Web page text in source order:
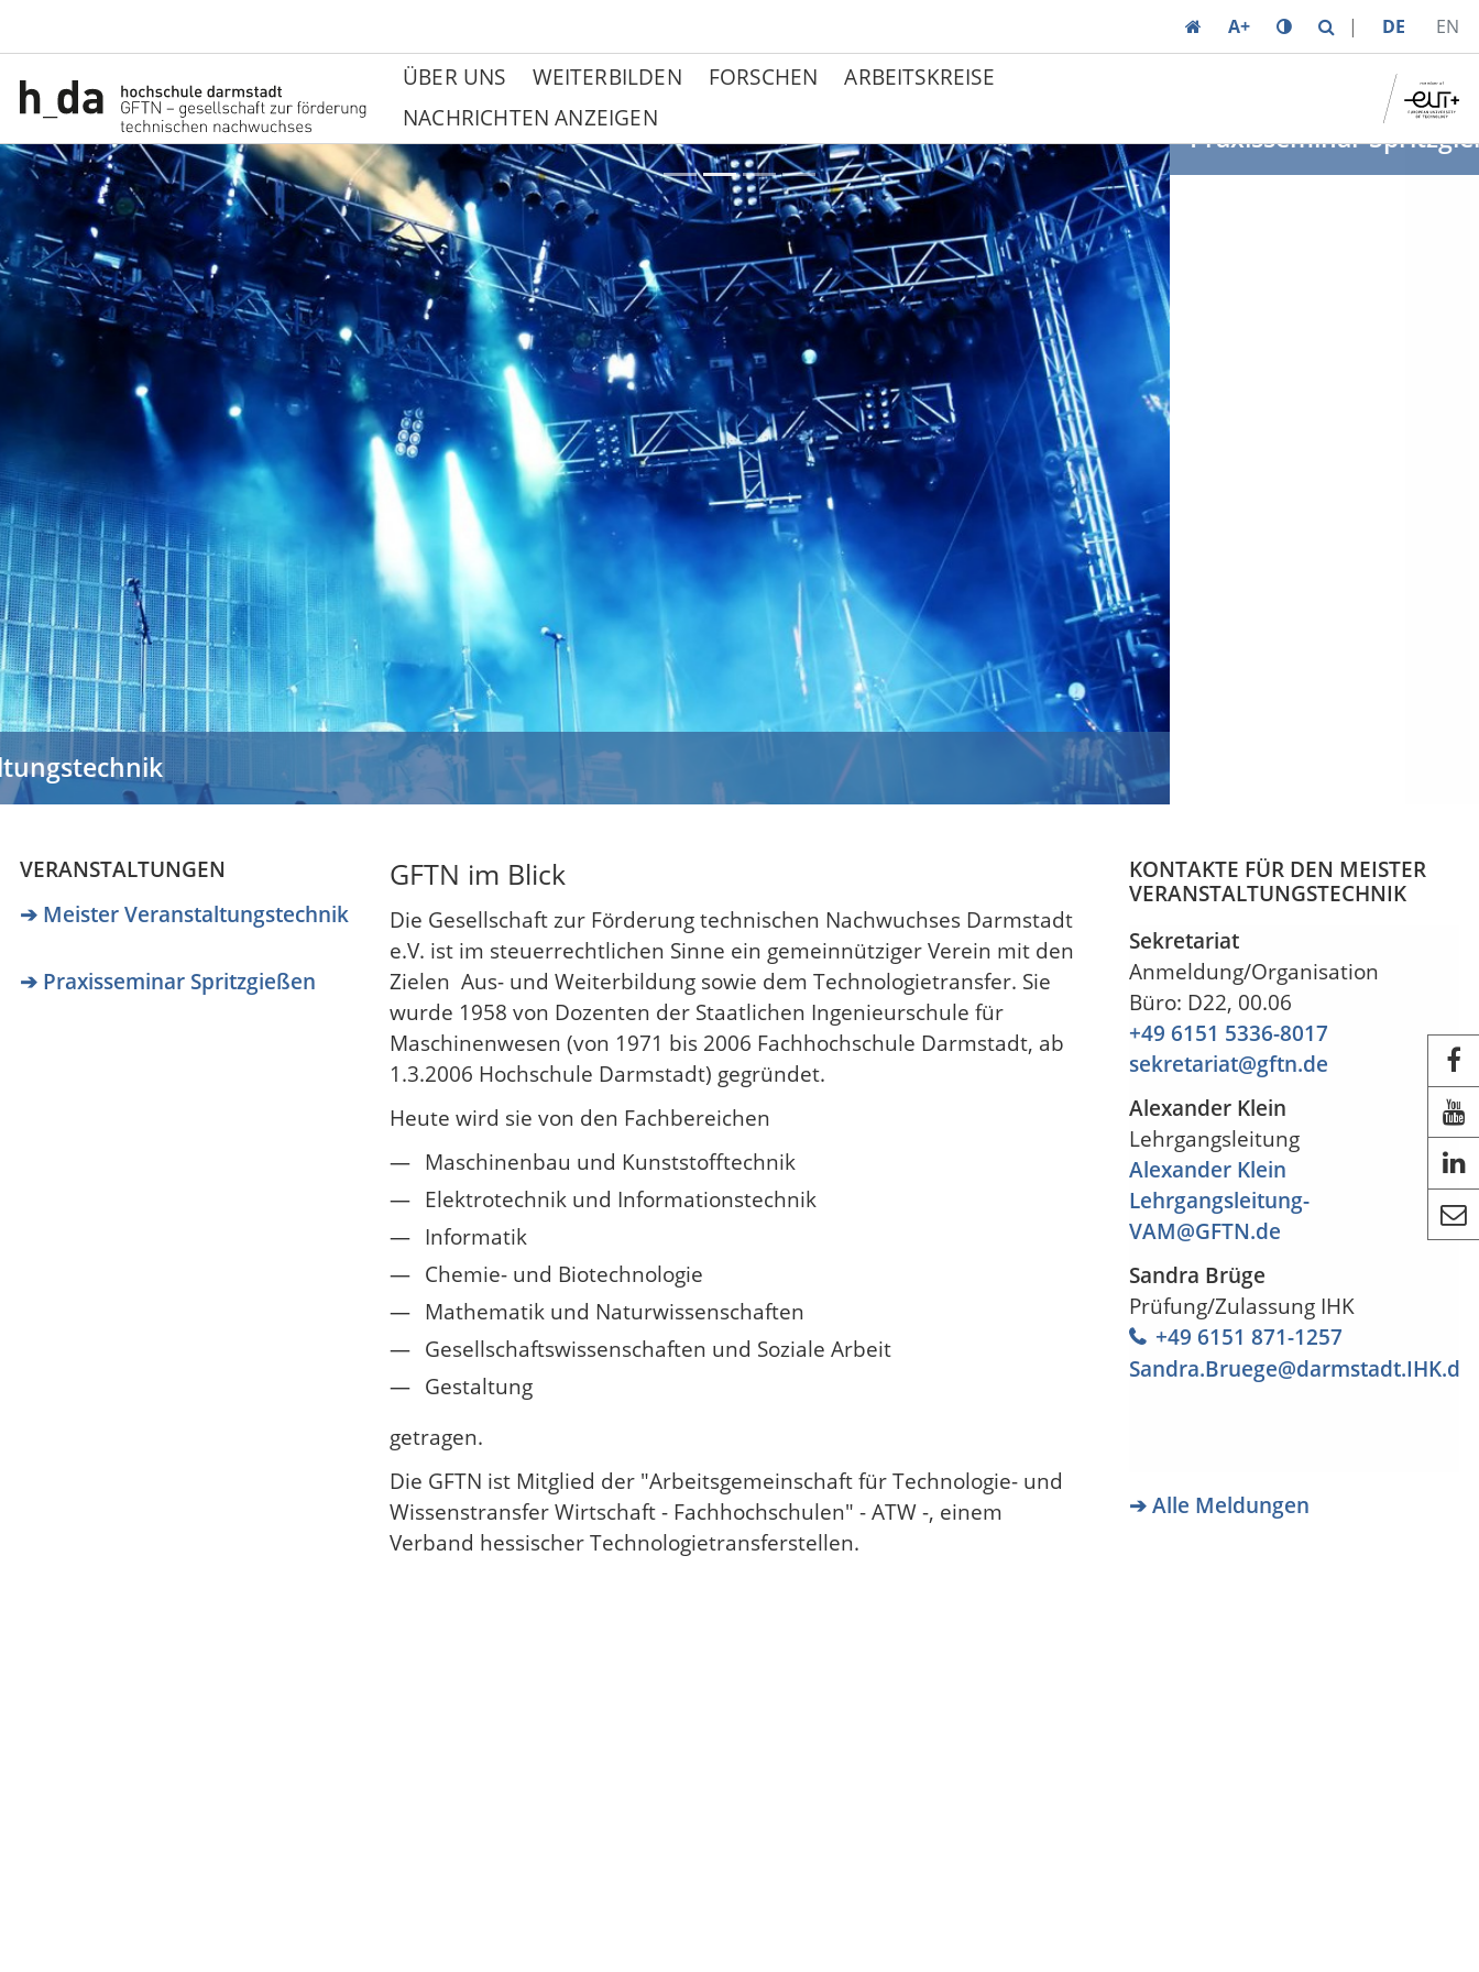
A+ DE EN
ÜBER UNS WEITERBILDEN FORSCHEN
ARBEITSKREISE
NACHRICHTEN ANZEIGEN
Praxisseminar Spritzgießen
Previous
VERANSTALTUNGEN
➔ Meister Veranstaltungstechnik
➔ Praxisseminar Spritzgießen
GFTN im Blick
Die Gesellschaft zur Förderung technischen Nachwuchses Darmstadt
e.V. ist im steuerrechtlichen Sinne ein gemeinnütziger Verein mit den
Zielen Aus- und Weiterbildung sowie dem Technologietransfer. Sie
wurde 1958 von Dozenten der Staatlichen Ingenieurschule für
Maschinenwesen (von 1971 bis 2006 Fachhochschule Darmstadt, ab
1.3.2006 Hochschule Darmstadt) gegründet.
Heute wird sie von den Fachbereichen
Maschinenbau und Kunststofftechnik
Elektrotechnik und Informationstechnik
Informatik
Chemie- und Biotechnologie
Mathematik und Naturwissenschaften
Gesellschaftswissenschaften und Soziale Arbeit
Gestaltung
getragen.
Die GFTN ist Mitglied der "Arbeitsgemeinschaft für Technologie- und
Wissenstransfer Wirtschaft - Fachhochschulen" - ATW -, einem
Verband hessischer Technologietransferstellen.
KONTAKTE FÜR DEN MEISTER
VERANSTALTUNGSTECHNIK
Sekretariat
Anmeldung/Organisation
Büro: D22, 00.06
+49 6151 5336-8017
sekretariat@gftn.de
Alexander Klein
Lehrgangsleitung
Alexander Klein
Lehrgangsleitung-
VAM@GFTN.de
Sandra Brüge
Prüfung/Zulassung IHK
+49 6151 871-1257
Sandra.Bruege@darmstadt.IHK.de
➔ Alle Meldungen



